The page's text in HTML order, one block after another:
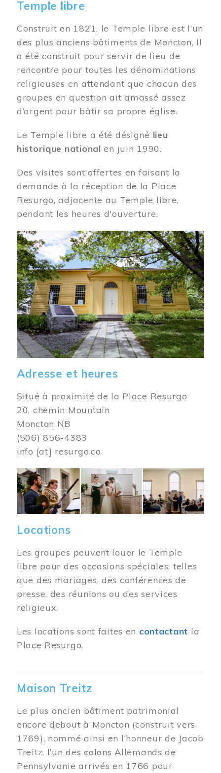
Temple libre
Construit en 1821, le Temple libre est l’un
des plus anciens bâtiments de Moncton. Il
a été construit pour servir de lieu de
rencontre pour toutes les dénominations
religieuses en attendant que chacun des
groupes en question ait amassé assez
d’argent pour bâtir sa propre église.
Le Temple libre a été désigné lieu
historique national en juin 1990.
Des visites sont offertes en faisant la
demande à la réception de la Place
Resurgo, adjacente au Temple libre,
pendant les heures d'ouverture.
Image
Adresse et heures
Situé à proximité de la Place Resurgo
20, chemin Mountain
Moncton NB
(506) 856-4383
info [at] resurgo.ca
Image
Locations
Les groupes peuvent louer le Temple
libre pour des occasions spéciales, telles
que des mariages, des conférences de
presse, des réunions ou des services
religieux.
Les locations sont faites en contactant la
Place Resurgo.
Maison Treitz
Le plus ancien bâtiment patrimonial
encore debout à Moncton (construit vers
1769), nommé ainsi en l’honneur de Jacob
Treitz, l’un des colons Allemands de
Pennsylvanie arrivés en 1766 pour